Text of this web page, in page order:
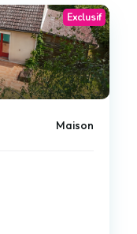
Exclusif
Maison